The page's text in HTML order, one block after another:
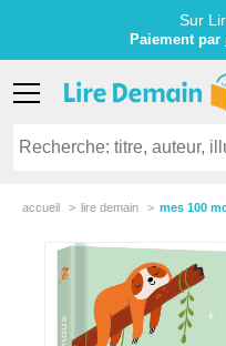
Sur
Paiement par
accueil lire demain mes 100